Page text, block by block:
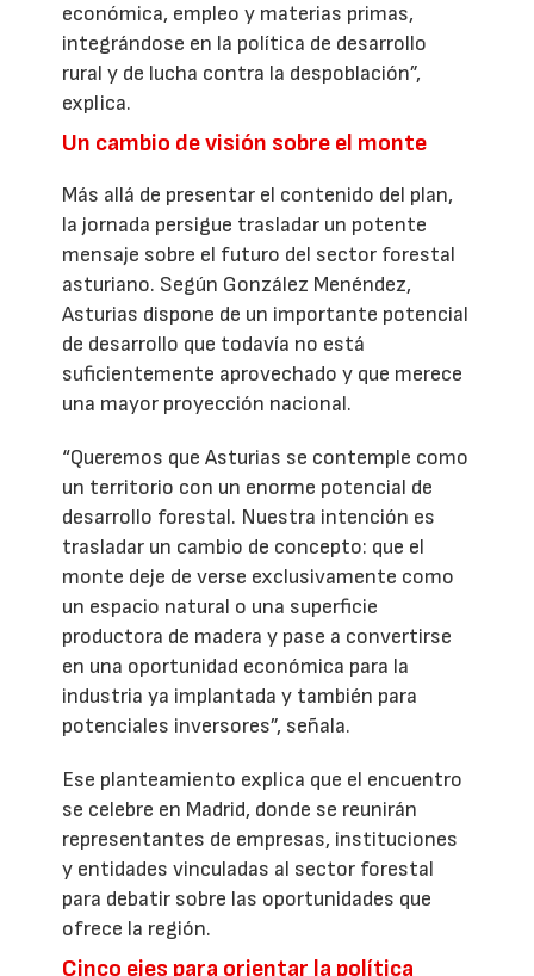
económica, empleo y materias primas,
integrándose en la política de desarrollo
rural y de lucha contra la despoblación”,
explica.
Un cambio de visión sobre el monte
Más allá de presentar el contenido del plan,
la jornada persigue trasladar un potente
mensaje sobre el futuro del sector forestal
asturiano. Según González Menéndez,
Asturias dispone de un importante potencial
de desarrollo que todavía no está
suficientemente aprovechado y que merece
una mayor proyección nacional.
“Queremos que Asturias se contemple como
un territorio con un enorme potencial de
desarrollo forestal. Nuestra intención es
trasladar un cambio de concepto: que el
monte deje de verse exclusivamente como
un espacio natural o una superficie
productora de madera y pase a convertirse
en una oportunidad económica para la
industria ya implantada y también para
potenciales inversores”, señala.
Ese planteamiento explica que el encuentro
se celebre en Madrid, donde se reunirán
representantes de empresas, instituciones
y entidades vinculadas al sector forestal
para debatir sobre las oportunidades que
ofrece la región.
Cinco ejes para orientar la política